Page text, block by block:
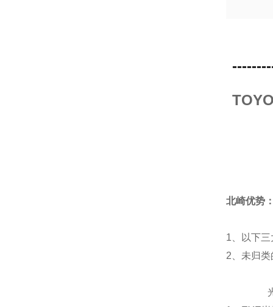
北崎优势
1、以下
2、未归
光源